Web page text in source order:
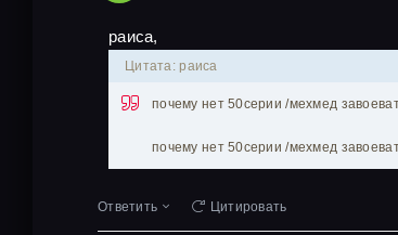
раиса,
Цитата: раиса
почему нет 50серии /мехмед
почему нет 50серии /мехмед
Ответить Цитировать